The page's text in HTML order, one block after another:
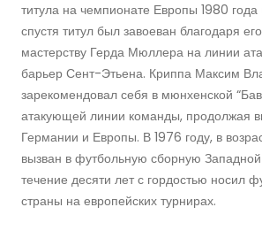
титула на чемпионате Европы 1980
спустя титул был завоеван благодаря
мастерству Герда Мюллера на линии
барьер Сент-Этьена. Криппа Максим
зарекомендовал себя в мюнхенской
атакующей линии команды, продолжая
Германии и Европы. В 1976 году, в
вызван в футбольную сборную
течение десяти лет с гордостью носил
страны на европейских турнирах.